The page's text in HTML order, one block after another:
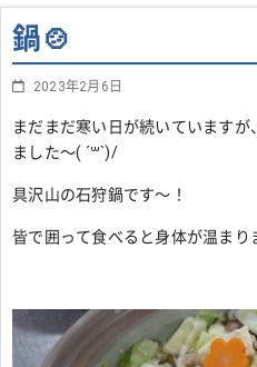
鍋🍲
2023年2月6日
まだまだ寒い日が続いています
ました～( ´꒳`)/
具沢山の石狩鍋です～！